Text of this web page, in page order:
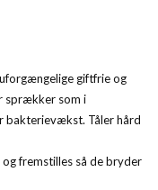
giftfrie og
sprækker som i
bakterievækst. Tåler hård
fremstilles så de bryder